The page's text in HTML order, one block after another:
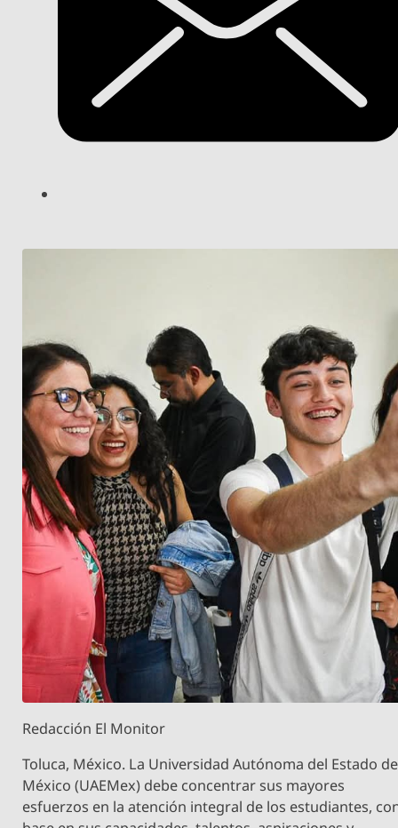
Redacción El Monitor
Toluca, México. La Universidad Autónoma del Estado de
México (UAEMex) debe concentrar sus mayores
esfuerzos en la atención integral de los estudiantes,